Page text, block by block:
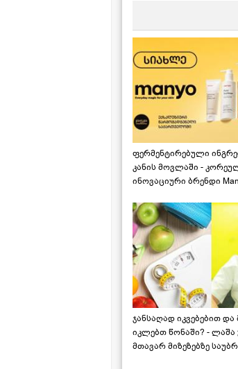
ფერმენტირებული
კანის მოვლაში -
ინოვაციური ბრენდი
ჯანსაღად იკვებებით და
იკლებთ წონაში? - ლაშა
მთავარ მიზეზებზე